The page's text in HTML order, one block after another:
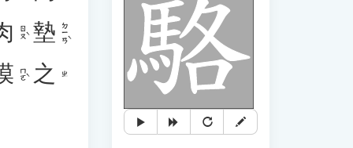
ㄖㄡˋ 墊 ㄉㄧㄢˋ
ㄇㄛˋ 之 ㄓ